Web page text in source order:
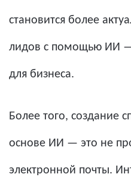
становится более
лидов с помощью ИИ
для бизнеса.
Более того, создание
основе ИИ — это не
электронной почты.